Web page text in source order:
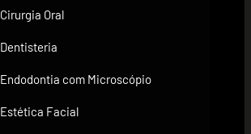
Cirurgia Oral
Dentisteria
Endodontia com Microscópio
Estética Facial